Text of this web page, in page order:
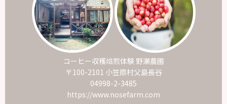
コーヒー収穫焙煎体験 野瀬農園
〒100-2101 小笠原村父島長谷
04998-2-3485
https://www.nosefarm.com